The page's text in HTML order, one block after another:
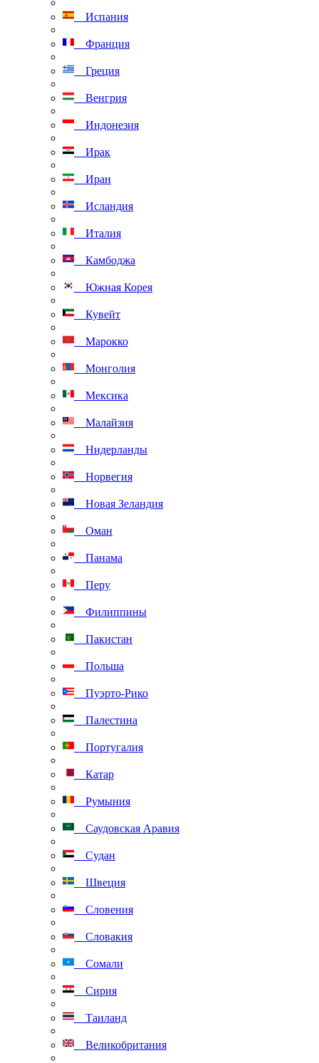
Испания
Франция
Греция
Венгрия
Индонезия
Ирак
Иран
Исландия
Италия
Камбоджа
Южная Корея
Кувейт
Марокко
Монголия
Мексика
Малайзия
Нидерланды
Норвегия
Новая Зеландия
Оман
Панама
Перу
Филиппины
Пакистан
Польша
Пуэрто-Рико
Палестина
Португалия
Катар
Румыния
Саудовская Аравия
Судан
Швеция
Словения
Словакия
Сомали
Сирия
Таиланд
Великобритания